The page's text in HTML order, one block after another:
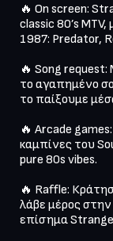
🔥 On screen:
classic 80’s
1987: Predator,
🔥 Song
το αγαπημένο
το παίξουμε
🔥 Arcade
καμπίνες του
pure 80s vibes.
🔥 Raffle:
λάβε μέρος στην
επίσημα